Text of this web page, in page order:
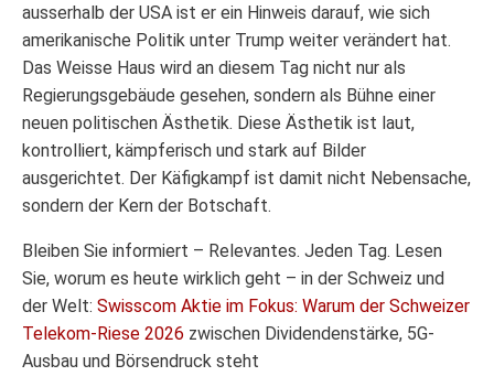
ausserhalb der USA ist er ein Hinweis darauf, wie sich
amerikanische Politik unter Trump weiter verändert hat.
Das Weisse Haus wird an diesem Tag nicht nur als
Regierungsgebäude gesehen, sondern als Bühne einer
neuen politischen Ästhetik. Diese Ästhetik ist laut,
kontrolliert, kämpferisch und stark auf Bilder
ausgerichtet. Der Käfigkampf ist damit nicht Nebensache,
sondern der Kern der Botschaft.
Bleiben Sie informiert – Relevantes. Jeden Tag. Lesen
Sie, worum es heute wirklich geht – in der Schweiz und
der Welt: Swisscom Aktie im Fokus: Warum der Schweizer
Telekom-Riese 2026 zwischen Dividendenstärke, 5G-
Ausbau und Börsendruck steht